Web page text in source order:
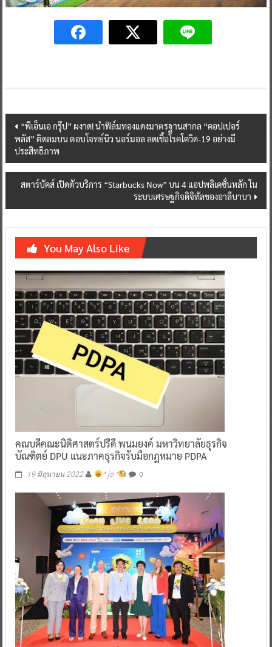
Post
navigation
“พีเอ็นเอ กรุ๊ป” ผงาด! นำฟิล์มทองแดงมาตรฐานสากล “คอปเปอร์
พลัส” ติดลมบน ตอบโจทย์นิว นอร์มอล ลดเชื้อโรคโควิด-19 อย่างมี
ประสิทธิภาพ
สตาร์บัคส์ เปิดตัวบริการ “Starbucks Now” บน 4 แอปพลิเคชั่นหลัก ใน
ระบบเศรษฐกิจดิจิทัลของอาลีบาบา
You May Also Like
คณบดีคณะนิติศาสตร์ปรีดี พนมยงค์ มหาวิทยาลัยธุรกิจ
บัณฑิตย์ DPU แนะภาคธุรกิจรับมือกฎหมาย PDPA
19 มิถุนายน 2022 ^ jo ^ 0